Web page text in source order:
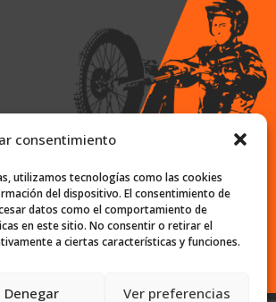
consentimiento
utilizamos tecnologías como las cookies
del dispositivo. El consentimiento de
datos como el comportamiento de
en este sitio. No consentir o retirar el
a ciertas características y funciones.
Denegar Ver preferencias